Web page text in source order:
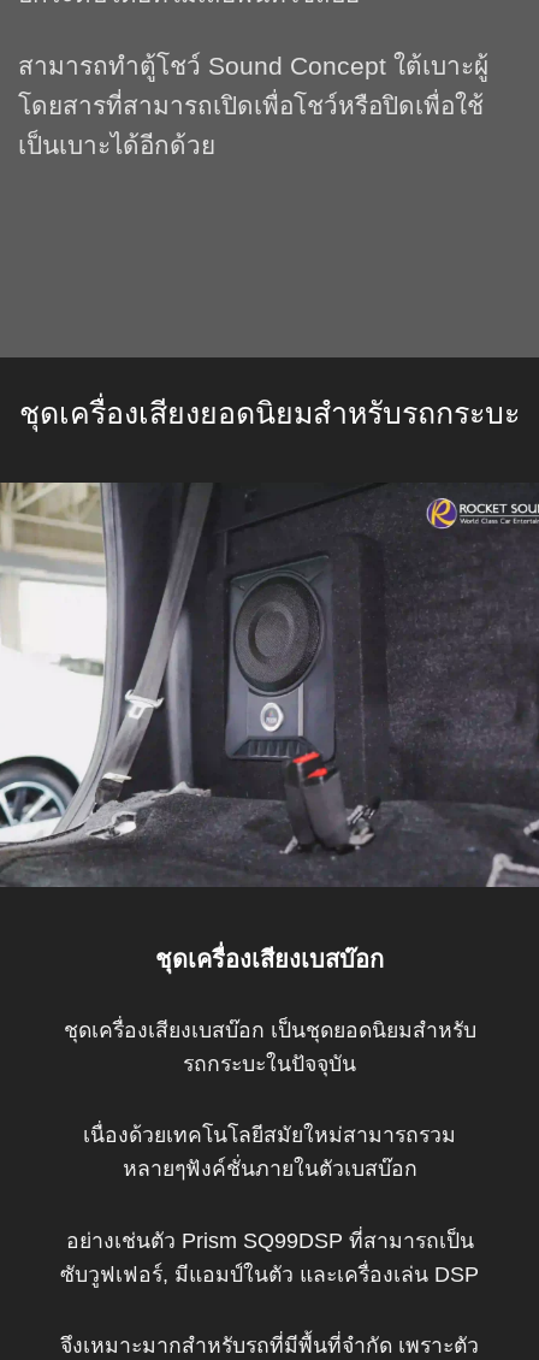
สามารถทำตู้โชว์ Sound Concept ใต้เบาะผู้
โดยสารที่สามารถเปิดเพื่อโชว์หรือปิดเพื่อใช้
เป็นเบาะได้อีกด้วย
ชุดเครื่องเสียงยอดนิยมสำหรับรถกระบะ
ชุดเครื่องเสียงเบสบ๊อก
ชุดเครื่องเสียงเบสบ๊อก เป็นชุดยอดนิยมสำหรับ
รถกระบะในปัจจุบัน
เนื่องด้วยเทคโนโลยีสมัยใหม่สามารถรวม
หลายๆฟังค์ชั่นภายในตัวเบสบ๊อก
อย่างเช่นตัว Prism SQ99DSP ที่สามารถเป็น
ซับวูฟเฟอร์, มีแอมป์ในตัว และเครื่องเล่น DSP
จึงเหมาะมากสำหรับรถที่มีพื้นที่จำกัด เพราะตัว